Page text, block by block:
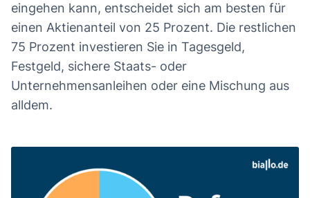
eingehen kann, entscheidet sich am besten für
einen Aktienanteil von 25 Prozent. Die restlichen
75 Prozent investieren Sie in Tagesgeld,
Festgeld, sichere Staats- oder
Unternehmensanleihen oder eine Mischung aus
alldem.